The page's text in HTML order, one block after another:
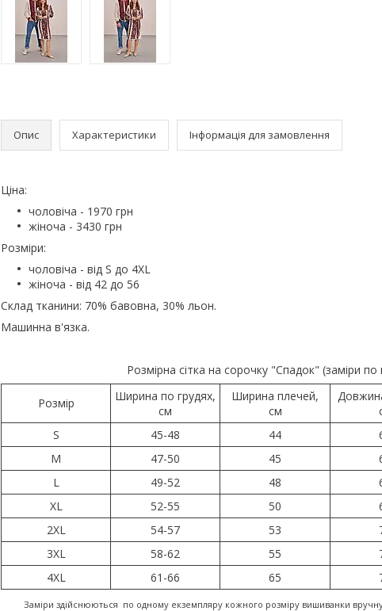
Опис Характеристики Інформація для замовлення
Ціна:
чоловіча - 1970 грн
жіноча - 3430 грн
Розміри:
чоловіча - від S до 4XL
жіноча - від 42 до 56
Склад тканини: 70% бавовна, 30% льон.
Машинна в'язка.
Розмірна сітка на сорочку "Спадок" (заміри по
Розмір
Ширина по грудях,
см
Ширина плечей,
см
S
45-48 44
M
47-50 45
L
49-52 48
XL
52-55 50
2XL
54-57 53
3XL
58-62 55
4XL
61-66 65
Заміри здійснюються по одному екземпляру кожного розміру вишиванки